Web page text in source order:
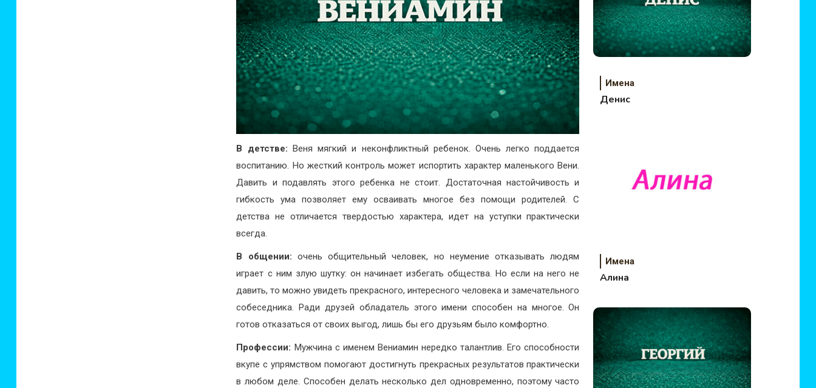
В детстве: Веня мягкий и неконфликтный ребенок. Очень легко поддается
воспитанию. Но жесткий контроль может испортить характер маленького Вени.
Давить и подавлять этого ребенка не стоит. Достаточная настойчивость и
гибкость ума позволяет ему осваивать многое без помощи родителей. С
детства не отличается твердостью характера, идет на уступки практически
всегда.
В общении: очень общительный человек, но неумение отказывать людям
играет с ним злую шутку: он начинает избегать общества. Но если на него не
давить, то можно увидеть прекрасного, интересного человека и замечательного
собеседника. Ради друзей обладатель этого имени способен на многое. Он
готов отказаться от своих выгод, лишь бы его друзьям было комфортно.
Профессии: Мужчина с именем Вениамин нередко талантлив. Его способности
вкупе с упрямством помогают достигнуть прекрасных результатов практически
в любом деле. Способен делать несколько дел одновременно, поэтому часто
Имена
Денис
Имена
Алина